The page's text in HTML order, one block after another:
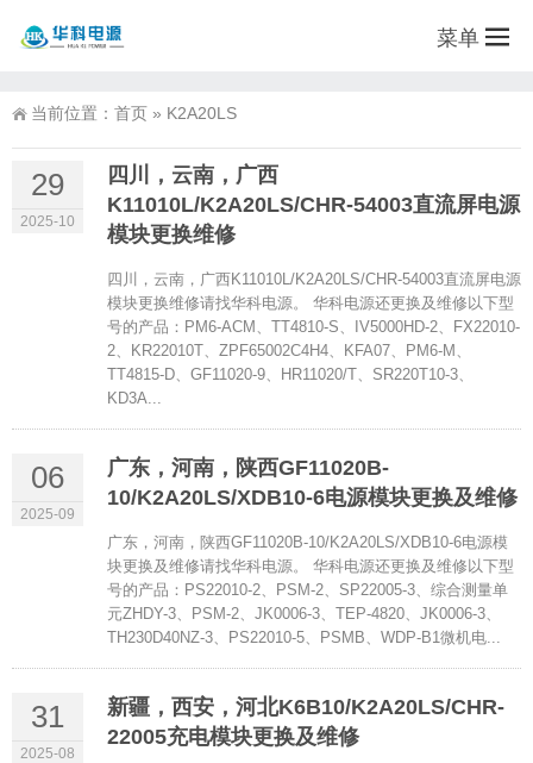
菜单
当前位置： 首页 » K2A20LS
29
2025-10
四川，云南，广西
K11010L/K2A20LS/CHR-54003直流屏电源
模块更换维修
四川，云南，广西K11010L/K2A20LS/CHR-54003直流屏电源
模块更换维修请找华科电源。 华科电源还更换及维修以下型
号的产品：PM6-ACM、TT4810-S、IV5000HD-2、FX22010-
2、KR22010T、ZPF65002C4H4、KFA07、PM6-M、
TT4815-D、GF11020-9、HR11020/T、SR220T10-3、
KD3A...
06
2025-09
广东，河南，陕西GF11020B-
10/K2A20LS/XDB10-6电源模块更换及维修
广东，河南，陕西GF11020B-10/K2A20LS/XDB10-6电源模
块更换及维修请找华科电源。 华科电源还更换及维修以下型
号的产品：PS22010-2、PSM-2、SP22005-3、综合测量单
元ZHDY-3、PSM-2、JK0006-3、TEP-4820、JK0006-3、
TH230D40NZ-3、PS22010-5、PSMB、WDP-B1微机电...
31
2025-08
新疆，西安，河北K6B10/K2A20LS/CHR-
22005充电模块更换及维修